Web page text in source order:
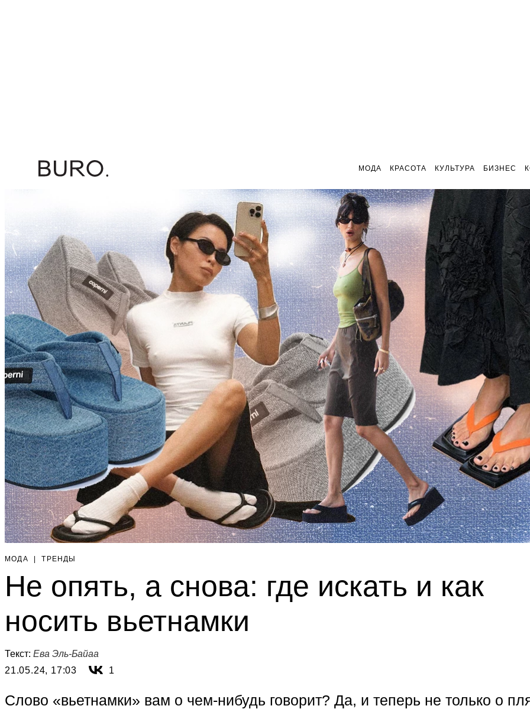
МОДА КРАСОТА КУЛЬТУРА БИЗНЕС
МОДА | ТРЕНДЫ
Не опять, а снова: где искать и как
носить вьетнамки
Текст: Ева Эль-Байаа
21.05.24, 17:03
1
Слово «вьетнамки» вам о чем-нибудь говорит? Да, и теперь не только о